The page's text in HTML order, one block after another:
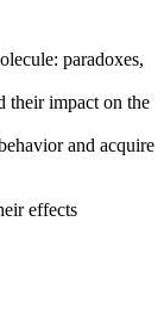
paradoxes,
their impact on the
and acquire
effects